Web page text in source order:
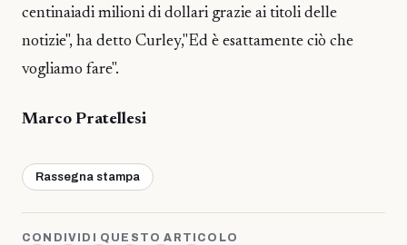
centinaiadi milioni di dollari grazie ai titoli delle
notizie", ha detto Curley,"Ed è esattamente ciò che
vogliamo fare".
Marco Pratellesi
Rassegna stampa
CONDIVIDI QUESTO ARTICOLO